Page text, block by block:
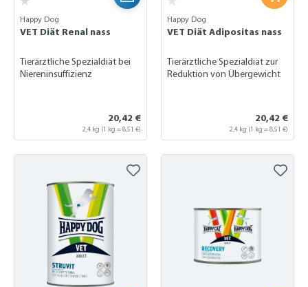
Happy Dog
VET Diät Renal nass
Tierärztliche Spezialdiät bei
Niereninsuffizienz
20,42 €
2,4 kg (1 kg = 8,51 €)
Happy Dog
VET Diät Adipositas nass
Tierärztliche Spezialdiät zur
Reduktion von Übergewicht
20,42 €
2,4 kg (1 kg = 8,51 €)